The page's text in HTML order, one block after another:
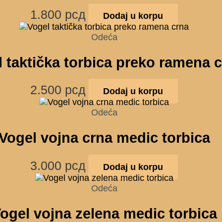
1.800 рсд Dodaj u korpu
Odeća
taktička torbica preko ramena
2.500 рсд Dodaj u korpu
Odeća
vojna crna medic torbica
3.000 рсд Dodaj u korpu
Odeća
vojna zelena medic torbica